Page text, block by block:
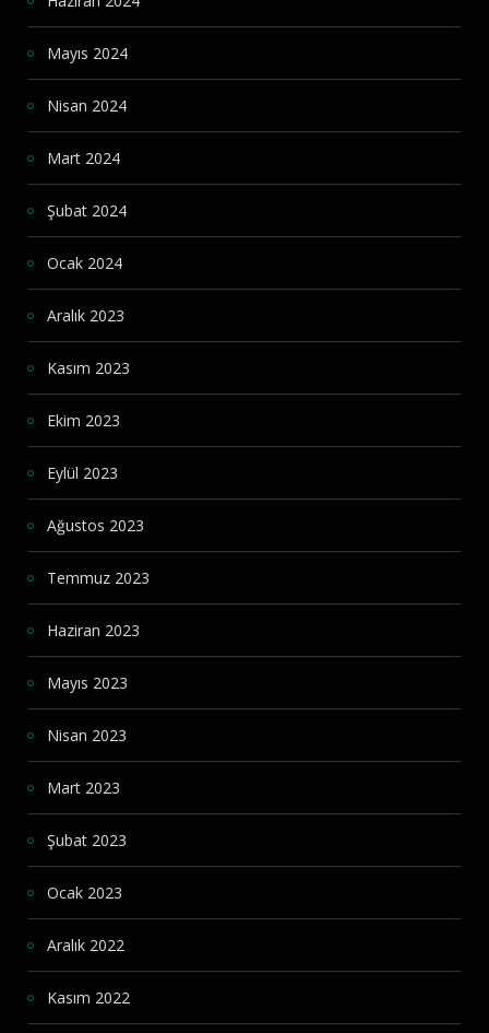
Mayıs 2024
Nisan 2024
Mart 2024
Şubat 2024
Ocak 2024
Aralık 2023
Kasım 2023
Ekim 2023
Eylül 2023
Ağustos 2023
Temmuz 2023
Haziran 2023
Mayıs 2023
Nisan 2023
Mart 2023
Şubat 2023
Ocak 2023
Aralık 2022
Kasım 2022